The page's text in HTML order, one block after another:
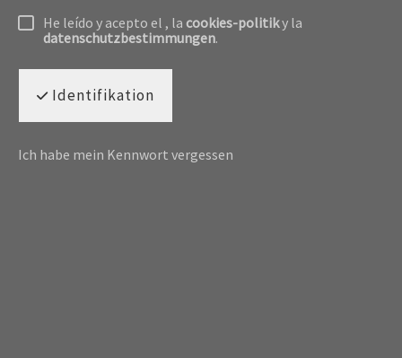
He leído y acepto el , la cookies-politiky la
datenschutzbestimmungen.
Identifikation
Ich habe mein Kennwort vergessen